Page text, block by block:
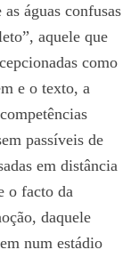
águas confusas
aquele que
como
e o texto, a
passíveis de
em distância
o facto da
daquele
num estádio